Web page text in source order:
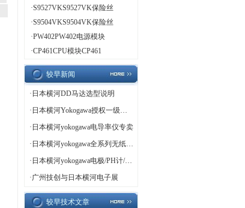
·S9527VKS9527VK保险丝
·S9504VKS9504VK保险丝
·PW402PW402电源模块
·CP461CPU模块CP461
较早新闻
· 日本横河DD马达选型说明
· 日本横河Yokogawa授权一级代理
· 日本横河yokogawa电导率仪专卖
· 日本横河yokogawa全系列无纸记录仪
· 日本横河yokogawa电极/PH计/ORP计热卖
·广州技创与日本横河电子展
较早技术文章